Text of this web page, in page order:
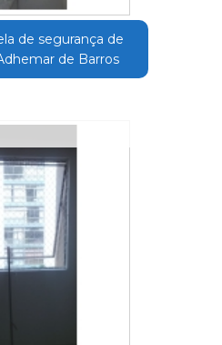
de segurança de
de Barros